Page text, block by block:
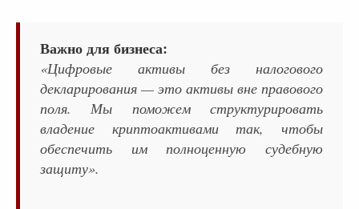
Важно для бизнеса:
«Цифровые активы без налогового
декларирования — это активы вне правового
поля. Мы поможем структурировать
владение криптоактивами так, чтобы
обеспечить им полноценную судебную
защиту».